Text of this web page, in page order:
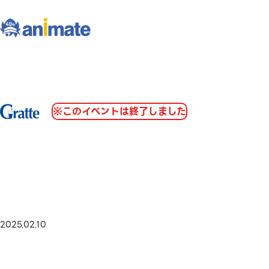
※このイベントは終了しました
2025.02.10